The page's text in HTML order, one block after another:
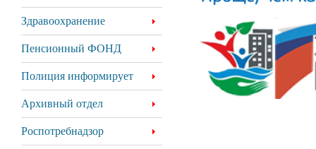
Здравоохранение
Пенсионный ФОНД
Полиция информирует
Архивный отдел
Роспотребнадзор